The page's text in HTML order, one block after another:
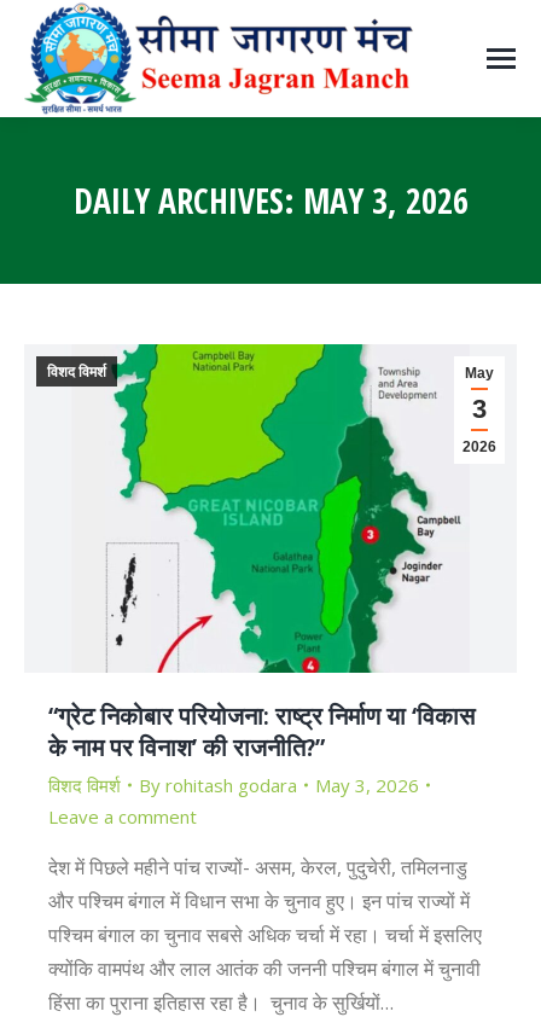
DAILY ARCHIVES: MAY 3, 2026
May
3
2026
विशद विमर्श
“ग्रेट निकोबार परियोजना: राष्ट्र निर्माण या ‘विकास
के नाम पर विनाश’ की राजनीति?”
विशद विमर्श By rohitash godara
May 3, 2026
Leave a comment
देश में पिछले महीने पांच राज्यों- असम, केरल, पुदुचेरी, तमिलनाडु
और पश्चिम बंगाल में विधान सभा के चुनाव हुए। इन पांच राज्यों में
पश्चिम बंगाल का चुनाव सबसे अधिक चर्चा में रहा। चर्चा में इसलिए
क्योंकि वामपंथ और लाल आतंक की जननी पश्चिम बंगाल में चुनावी
हिंसा का पुराना इतिहास रहा है। चुनाव के सुर्खियों…